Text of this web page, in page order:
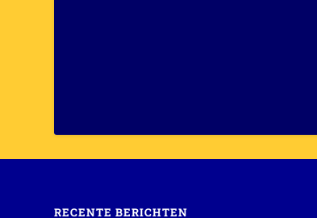
RECENTE BERICHTEN